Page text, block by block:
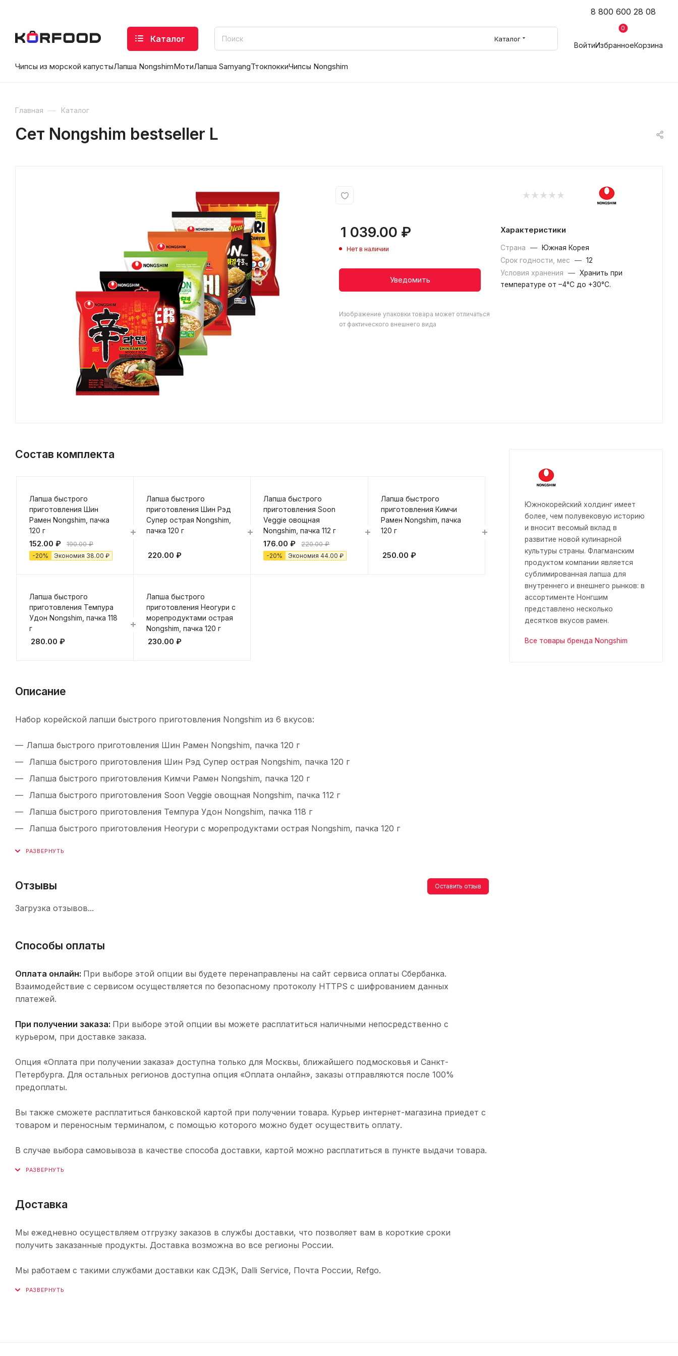
8 800 600 28 08
Каталог Каталог
ВойтиИзбранное
0
Корзина
Чипсы из морской капустыЛапша NongshimМотиЛапша SamyangТтокпоккиЧипсы Nongshim
Главная — Каталог
Сет Nongshim bestseller L
1 039.00 ₽
Нет в наличии
Уведомить
Характеристики
Страна —
Южная Корея
Срок годности, мес
— 12
Условия хранения
— Хранить при
температуре от –4°С до +30°C.
Изображение упаковки товара может отличаться
от фактического внешнего вида
Состав комплекта
Лапша быстрого
приготовления Шин
Рамен Nongshim, пачка
120 г
152.00 ₽ 190.00₽
-20% Экономия 38.00 ₽
Лапша быстрого
приготовления Шин Рэд
Супер острая Nongshim,
пачка 120 г
220.00 ₽
Лапша быстрого
приготовления Soon
Veggie овощная
Nongshim, пачка 112 г
176.00 ₽ 220.00₽
-20% Экономия 44.00 ₽
Лапша быстрого
приготовления Кимчи
Рамен Nongshim, пачка
120 г
250.00 ₽
Лапша быстрого
приготовления Темпура
Удон Nongshim, пачка 118
г
280.00 ₽
Лапша быстрого
приготовления Неогури с
морепродуктами острая
Nongshim, пачка 120 г
230.00 ₽
Описание
Набор корейской лапши быстрого приготовления Nongshim из 6 вкусов:
Лапша быстрого приготовления Шин Рамен Nongshim, пачка 120 г
Лапша быстрого приготовления Шин Рэд Супер острая Nongshim, пачка 120 г
Лапша быстрого приготовления Кимчи Рамен Nongshim, пачка 120 г
Лапша быстрого приготовления Soon Veggie овощная Nongshim, пачка 112 г
Лапша быстрого приготовления Темпура Удон Nongshim, пачка 118 г
Лапша быстрого приготовления Неогури с морепродуктами острая Nongshim, пачка 120 г
Отзывы Оставить отзыв
Загрузка отзывов...
Способы оплаты
Оплата онлайн: При выборе этой опции вы будете перенаправлены на сайт сервиса оплаты Сбербанка.
Взаимодействие с сервисом осуществляется по безопасному протоколу HTTPS с шифрованием данных
платежей.
При получении заказа: При выборе этой опции вы можете расплатиться наличными непосредственно с
курьером, при доставке заказа.
Опция «Оплата при получении заказа» доступна только для Москвы, ближайшего подмосковья и Санкт-
Петербурга. Для остальных регионов доступна опция «Оплата онлайн», заказы отправляются после 100%
предоплаты.
Вы также сможете расплатиться банковской картой при получении товара. Курьер интернет-магазина приедет с
товаром и переносным терминалом, с помощью которого можно будет осуществить оплату.
В случае выбора самовывоза в качестве способа доставки, картой можно расплатиться в пункте выдачи товара.
Доставка
Мы ежедневно осуществляем отгрузку заказов в службы доставки, что позволяет вам в короткие сроки
получить заказанные продукты. Доставка возможна во все регионы России.
Мы работаем с такими службами доставки как СДЭК, Dalli Service, Почта России, Refgo.
Южнокорейский холдинг имеет
более, чем полувековую историю
и вносит весомый вклад в
развитие новой кулинарной
культуры страны. Флагманским
продуктом компании является
сублимированная лапша для
внутреннего и внешнего рынков: в
ассортименте Нонгшим
представлено несколько
десятков вкусов рамен.
Все товары бренда Nongshim